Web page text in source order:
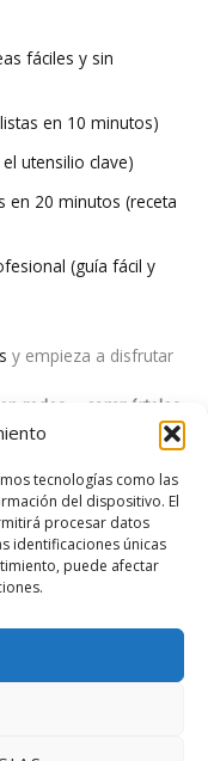
tecnologías como las
del dispositivo. El
procesar datos
identificaciones únicas
puede afectar
fáciles y sin
en 10 minutos)
utensilio clave)
en 20 minutos (receta
(guía fácil y
y empieza a disfrutar
redes
compártelas
puede ser divertido!
(UE)